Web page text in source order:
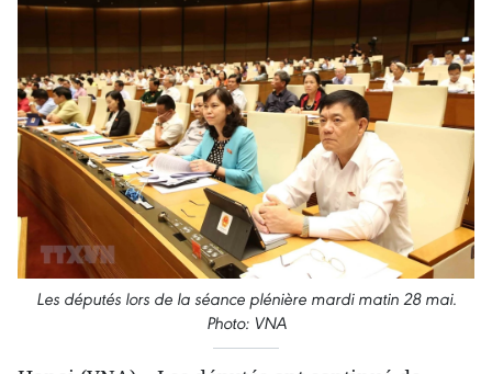
Les députés lors de la séance plénière mardi matin 28 mai.
Photo: VNA